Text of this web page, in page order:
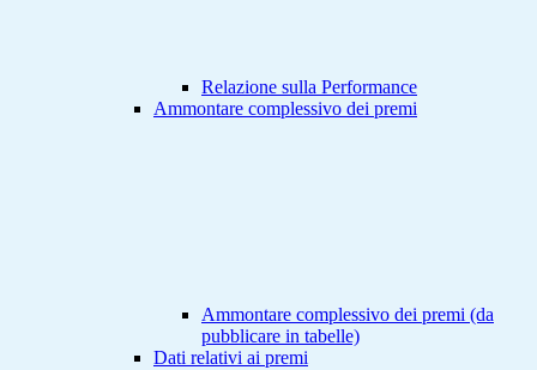
Relazione sulla Performance
Ammontare complessivo dei premi
Ammontare complessivo dei premi (da
pubblicare in tabelle)
Dati relativi ai premi